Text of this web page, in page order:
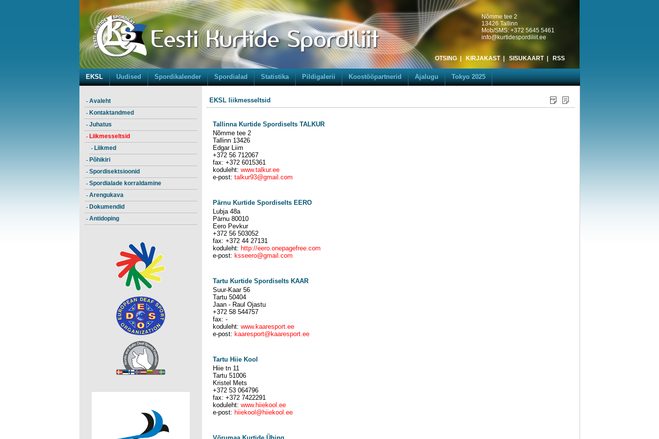
Nõmme tee 2
13426 Tallinn
Mob/SMS: +372 5645 5461
info@kurtidespordiliit.ee
OTSING| KIRJAKAST| SISUKAART| RSS
EKSL Uudised Spordikalender Spordialad Statistika Pildigalerii Koostööpartnerid Ajalugu Tokyo 2025
Avaleht
Kontaktandmed
Juhatus
Liikmesseltsid
Liikmed
Põhikiri
Spordisektsioonid
Spordialade korraldamine
Arengukava
Dokumendid
Antidoping
EKSL liikmesseltsid
Tallinna Kurtide Spordiselts TALKUR
Nõmme tee 2
Tallinn 13426
Edgar Liim
+372 56 712067
fax: +372 6015361
koduleht: www.talkur.ee
e-post: talkur93@gmail.com
Pärnu Kurtide Spordiselts EERO
Lubja 48a
Pärnu 80010
Eero Pevkur
+372 56 503052
fax: +372 44 27131
koduleht: http://eero.onepagefree.com
e-post: ksseero@gmail.com
Tartu Kurtide Spordiselts KAAR
Suur-Kaar 56
Tartu 50404
Jaan - Raul Ojastu
+372 58 544757
fax: -
koduleht: www.kaaresport.ee
e-post: kaaresport@kaaresport.ee
Tartu Hiie Kool
Hiie tn 11
Tartu 51006
Kristel Mets
+372 53 064796
fax: +372 7422291
koduleht: www.hiiekool.ee
e-post: hiiekool@hiiekool.ee